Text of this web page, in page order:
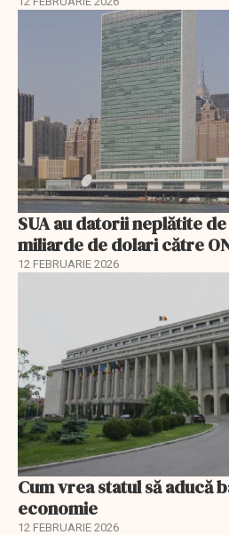
SUA au datorii neplătite
miliarde de dolari către
12 FEBRUARIE 2026
Cum vrea statul să aducă
economie
12 FEBRUARIE 2026